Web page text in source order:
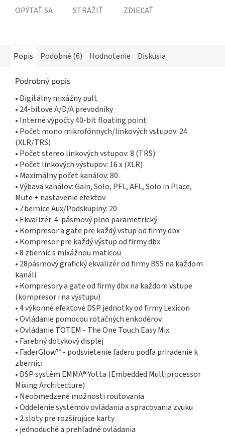
OPÝTAŤ SA STRÁŽIŤ ZDIEĽAŤ
Popis Podobné (6) Hodnotenie Diskusia
Podrobný popis
• Digitálny mixážny pult
• 24-bitové A/D/A prevodníky
• Interné výpočty 40-bit floating point
• Počet mono mikrofónnych/linkových vstupov: 24
(XLR/TRS)
• Počet stereo linkových vstupov: 8 (TRS)
• Počet linkových výstupov: 16 x (XLR)
• Maximálny počet kanálov: 80
• Výbava kanálov: Gain, Solo, PFL, AFL, Solo in Place,
Mute + nastavenie efektov
• Zbernice Aux/Podskupiny: 20
• Ekvalizér: 4-pásmový plno parametrický
• Kompresor a gate pre každý vstup od firmy dbx
• Kompresor pre každý výstup od firmy dbx
• 8 zberníc s mixážnou maticou
• 28pásmový grafický ekvalizér od firmy BSS na každom
kanáli
• Kompresory a gate od firmy dbx na každom vstupe
(kompresor i na výstupu)
• 4 výkonné efektové DSP jednotky od firmy Lexicon
• Ovládanie pomocou rotačných enkodérov
• Ovládanie TOTEM - The One Touch Easy Mix
• Farebný dotykový displej
• FaderGlow™ - podsvietenie faderu podľa priradenie k
zbernici
• DSP systém EMMA® Yotta (Embedded Multiprocessor
Mixing Architecture)
• Neobmedzené možnosti routovania
• Oddelenie systémov ovládania a spracovania zvuku
• 2 sloty pre rozširujúce karty
• jednoduché a prehľadné ovládania